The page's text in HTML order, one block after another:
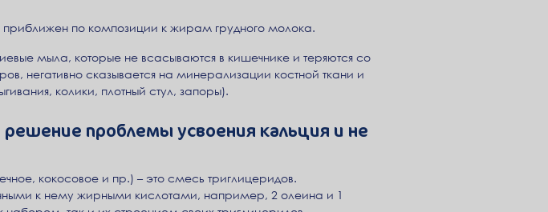
по композиции к жирам грудного молока.
мыла, которые не всасываются в кишечнике и теряются со
негативно сказывается на минерализации костной ткани и
колики, плотный стул, запоры).
проблемы усвоения кальция и не
кокосовое и пр.) – это смесь триглицеридов.
к нему жирными кислотами, например, 2 олеина и 1